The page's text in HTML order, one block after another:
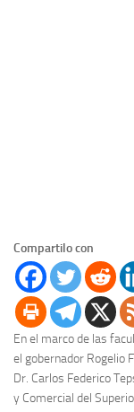
Compartilo con
En el marco de las
el gobernador Rogelio
Dr. Carlos Federico
y Comercial del